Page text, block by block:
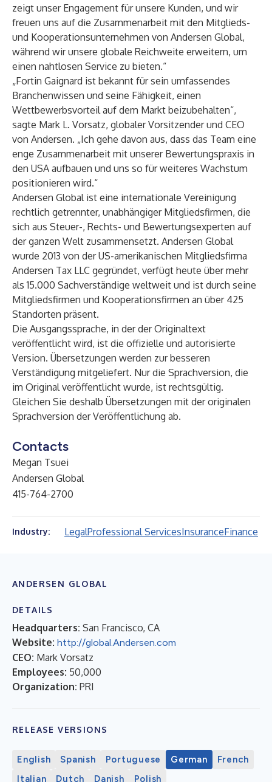
zeigt unser Engagement für unsere Kunden, und wir
freuen uns auf die Zusammenarbeit mit den Mitglieds-
und Kooperationsunternehmen von Andersen Global,
während wir unsere globale Reichweite erweitern, um
einen nahtlosen Service zu bieten.“
„Fortin Gaignard ist bekannt für sein umfassendes
Branchenwissen und seine Fähigkeit, einen
Wettbewerbsvorteil auf dem Markt beizubehalten“,
sagte Mark L. Vorsatz, globaler Vorsitzender und CEO
von Andersen. „Ich gehe davon aus, dass das Team eine
enge Zusammenarbeit mit unserer Bewertungspraxis in
den USA aufbauen und uns so für weiteres Wachstum
positionieren wird.“
Andersen Globalist eine internationale Vereinigung
rechtlich getrennter, unabhängiger Mitgliedsfirmen, die
sich aus Steuer-, Rechts- und Bewertungsexperten auf
der ganzen Welt zusammensetzt. Andersen Global
wurde 2013 von der US-amerikanischen Mitgliedsfirma
Andersen Tax LLC gegründet, verfügt heute über mehr
als 15.000 Sachverständige weltweit und ist durch seine
Mitgliedsfirmen und Kooperationsfirmen an über 425
Standorten präsent.
Die Ausgangssprache, in der der Originaltext
veröffentlicht wird, ist die offizielle und autorisierte
Version. Übersetzungen werden zur besseren
Verständigung mitgeliefert. Nur die Sprachversion, die
im Original veröffentlicht wurde, ist rechtsgültig.
Gleichen Sie deshalb Übersetzungen mit der originalen
Sprachversion der Veröffentlichung ab.
Contacts
Megan Tsuei
Andersen Global
415-764-2700
Industry: LegalProfessional ServicesInsuranceFinance
ANDERSEN GLOBAL
DETAILS
Headquarters: San Francisco, CA
Website: http://global.Andersen.com
CEO: Mark Vorsatz
Employees: 50,000
Organization: PRI
RELEASE VERSIONS
English Spanish Portuguese German
French
Italian
Dutch Danish Polish